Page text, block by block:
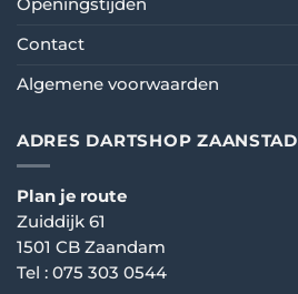
Contact
Algemene voorwaarden
ADRES DARTSHOP ZAANSTAD
Plan je route
Zuiddijk 61
1501 CB Zaandam
Tel : 075 303 0544